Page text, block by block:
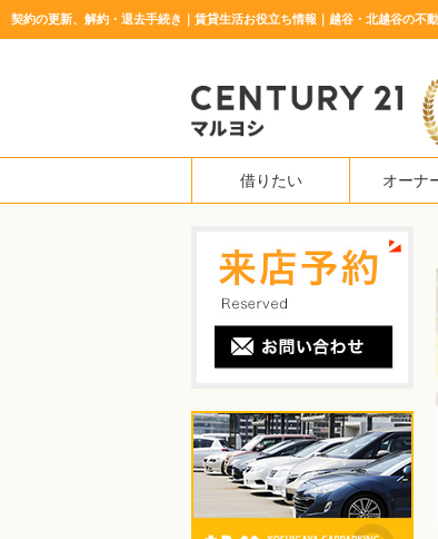
契約の更新、解約・退去手続き｜賃貸生活お役立ち情報｜越谷・北越谷の不
借りたい オーナ